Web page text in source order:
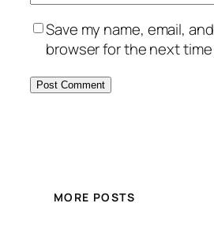
Save my name, email,
browser for the next
MORE POSTS